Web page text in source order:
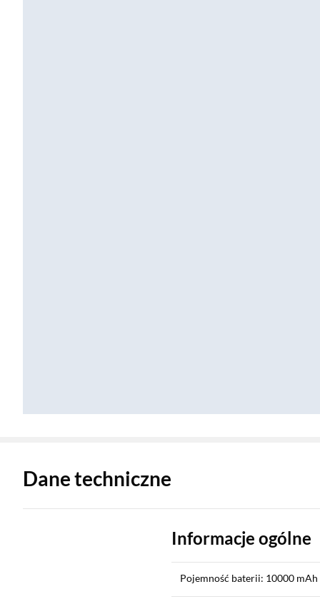
Dane techniczne
Informacje ogólne
Pojemność baterii: 10000 mAh